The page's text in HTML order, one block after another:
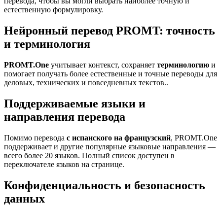
естественную формулировку.
Нейронный перевод PROMT: точность
и терминология
PROMT.One учитывает контекст, сохраняет терминологию и
помогает получать более естественные и точные переводы для
деловых, технических и повседневных текстов..
Поддерживаемые языки и
направления перевода
Помимо перевода с испанского на французский, PROMT.One
поддерживает и другие популярные языковые направления —
всего более 20 языков. Полный список доступен в
переключателе языков на странице.
Конфиденциальность и безопасность
данных